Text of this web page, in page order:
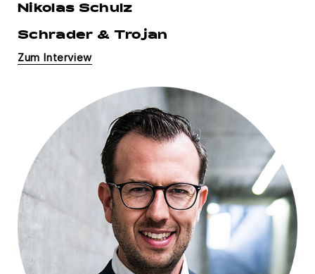
Nikolas Schulz
Schrader & Trojan
Zum Interview